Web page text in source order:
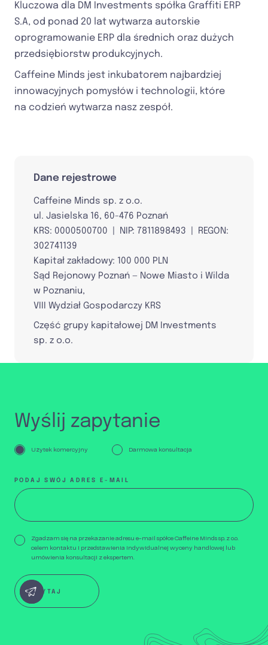
Kluczowa dla DM Investments spółka Graffiti ERP
S.A, od ponad 20 lat wytwarza autorskie
oprogramowanie ERP dla średnich oraz dużych
przedsiębiorstw produkcyjnych.
Caffeine Minds jest inkubatorem najbardziej
innowacyjnych pomysłów i technologii, które
na codzień wytwarza nasz zespół.
Dane rejestrowe
Caffeine Minds sp. z o.o.
ul. Jasielska 16, 60-476 Poznań
KRS: 0000500700 | NIP: 7811898493 | REGON:
302741139
Kapitał zakładowy: 100 000 PLN
Sąd Rejonowy Poznań — Nowe Miasto i Wilda
w Poznaniu,
VIII Wydział Gospodarczy KRS
Część grupy kapitałowej DM Investments
sp. z o.o.
Wyślij zapytanie
Użytek komercyjny Darmowa konsultacja
PODAJ SWÓJ ADRES E-MAIL
Zgadzam się na przekazanie adresu e-mail spółce Caffeine Minds sp. z o.o.
celem kontaktu i przedstawienia indywidualnej wyceny handlowej lub
umówienia konsultacji z ekspertem.